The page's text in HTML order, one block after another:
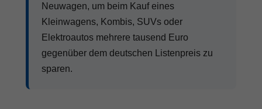
Neuwagen, um beim Kauf eines
Kleinwagens, Kombis, SUVs oder
Elektroautos mehrere tausend Euro
gegenüber dem deutschen Listenpreis zu
sparen.